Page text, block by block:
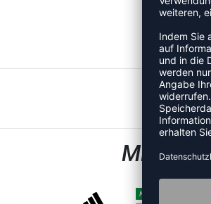
MEHR
NEW